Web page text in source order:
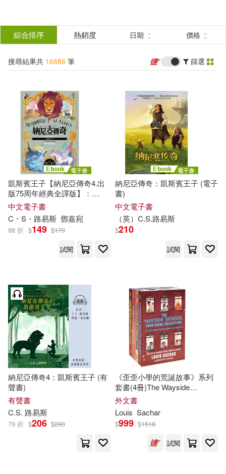
結
分類 (單選)
所有商品(16686) 圖書(8104)
影音(5009)
美妝(72)
家居生活(619) 美食(33)
3C(294) 家電(31)
保健(293) 設計文具(195)
無印良品(4) 星巴克(1)
日用清潔(17)
婦幼生活(182)
餐廚生活(143) 電子票證(5)
鞋包配件(212) 票券(5)
寵物生活(60) 玲廊滿藝(1)
電子書閱讀器(3) 電子書(966)
作者 (可複選)
（英）柯南·道爾(176)
厲河(161)
（英）阿瑟·柯南·道爾(69)
柯南．道爾(60)
（英）柯南道爾(60)
田中芳樹(57)
(英)柯南道爾(51)
亞瑟．柯南．道爾(44)
展開
出版社 (可複選)
Naxos(460)
SONY MUSIC(443)
Universal(399)
Deutsche Grammophon(293)
配送方式 (可複選)
綜合排序 熱銷度 日期 價格
搜尋結果共 16686 筆 篩選
凱斯賓王子【納尼亞傳奇4.出
版75周年經典全譯版】：
Prince Caspian (The
Chronicles of Narnia) (電子書)
中文電子書
C・S・ 路易斯 鄧嘉宛
88 折 $149 $170
試閱
納尼亞傳奇：凱斯賓王子 (電子
書)
中文電子書
（英）C.S.路易斯
$210
試閱
納尼亞傳奇4：凱斯賓王子 (有
聲書)
有聲書
C.S. 路易斯
79 折 $206 $290
《歪歪小學的荒誕故事》系列
套書(4冊)The Wayside
School(紐伯瑞兒童文學獎金牌
獎得主
外文書
Louis Sachar
$999 $1518
試閱